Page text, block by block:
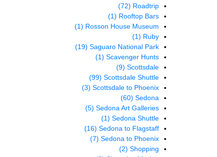
Roadtrip
(72)
Rooftop Bars
(1)
Rosson House Museum
(1)
Ruby
(1)
Saguaro National Park
(19)
Scavenger Hunts
(1)
Scottsdale
(9)
Scottsdale Shuttle
(99)
Scottsdale to Phoenix
(3)
Sedona
(60)
Sedona Art Galleries
(5)
Sedona Shuttle
(1)
Sedona to Flagstaff
(16)
Sedona to Phoenix
(7)
Shopping
(2)